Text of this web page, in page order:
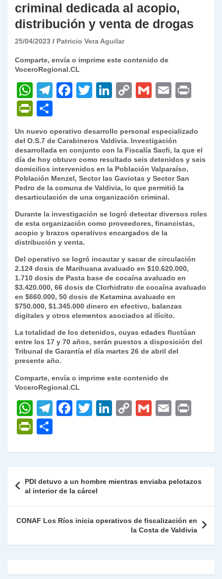
criminal dedicada al acopio,
distribución y venta de drogas
25/04/2023 Patricio Vera Aguilar
Comparte, envía o imprime este contenido de
VoceroRegional.CL
W
h
at
s
A
p
p
T
gr
a
m
F
e
b
o
o
k
T
er
Li
e
dI
n
C
y
Li
n
k
G
l
E
l
P
nt
Fr
ie
n
dl
y
m
p
ar
tir
Un nuevo operativo desarrollo personal especializado
del O.S.7 de Carabineros Valdivia. Investigación
desarrollada en conjunto con la Fiscalía Sacfi, la que el
día de hoy obtuvo como resultado seis detenidos y seis
domicilios intervenidos en la Población Valparaíso,
Población Menzel, Sector las Gaviotas y Sector San
Pedro de la comuna de Valdivia, lo que permitió la
desarticulación de una organización criminal.
Durante la investigación se logró detectar diversos roles
de esta organización como proveedores, financistas,
acopio y brazos operativos encargados de la
distribución y venta.
Del operativo se logró incautar y sacar de circulación
2.124 dosis de Marihuana avaluado en $10.620.000,
1.710 dosis de Pasta base de cocaína avaluado en
$3.420.000, 66 dosis de Clorhidrato de cocaína avaluado
en $660.000, 50 dosis de Ketamina avaluado en
$750.000, $1.345.000 dinero en efectivo, balanzas
digitales y otros elementos asociados al ilícito.
La totalidad de los detenidos, cuyas edades fluctúan
entre los 17 y 70 años, serán puestos a disposición del
Tribunal de Garantía el día martes 26 de abril del
presente año.
Comparte, envía o imprime este contenido de
VoceroRegional.CL
W
h
at
s
p
p
T
gr
m
F
e
o
o
k
T
er
Li
e
n
C
y
n
k
G
l
E
l
P
nt
Fr
ie
n
dl
m
ar
tir
de
entradas
PDI detuvo a un hombre mientras enviaba pelotazos
al interior de la cárcel
CONAF Los Ríos inicia operativos de fiscalización en
la Costa de Valdivia